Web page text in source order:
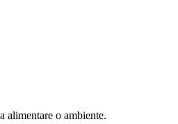
alimentare o ambiente.